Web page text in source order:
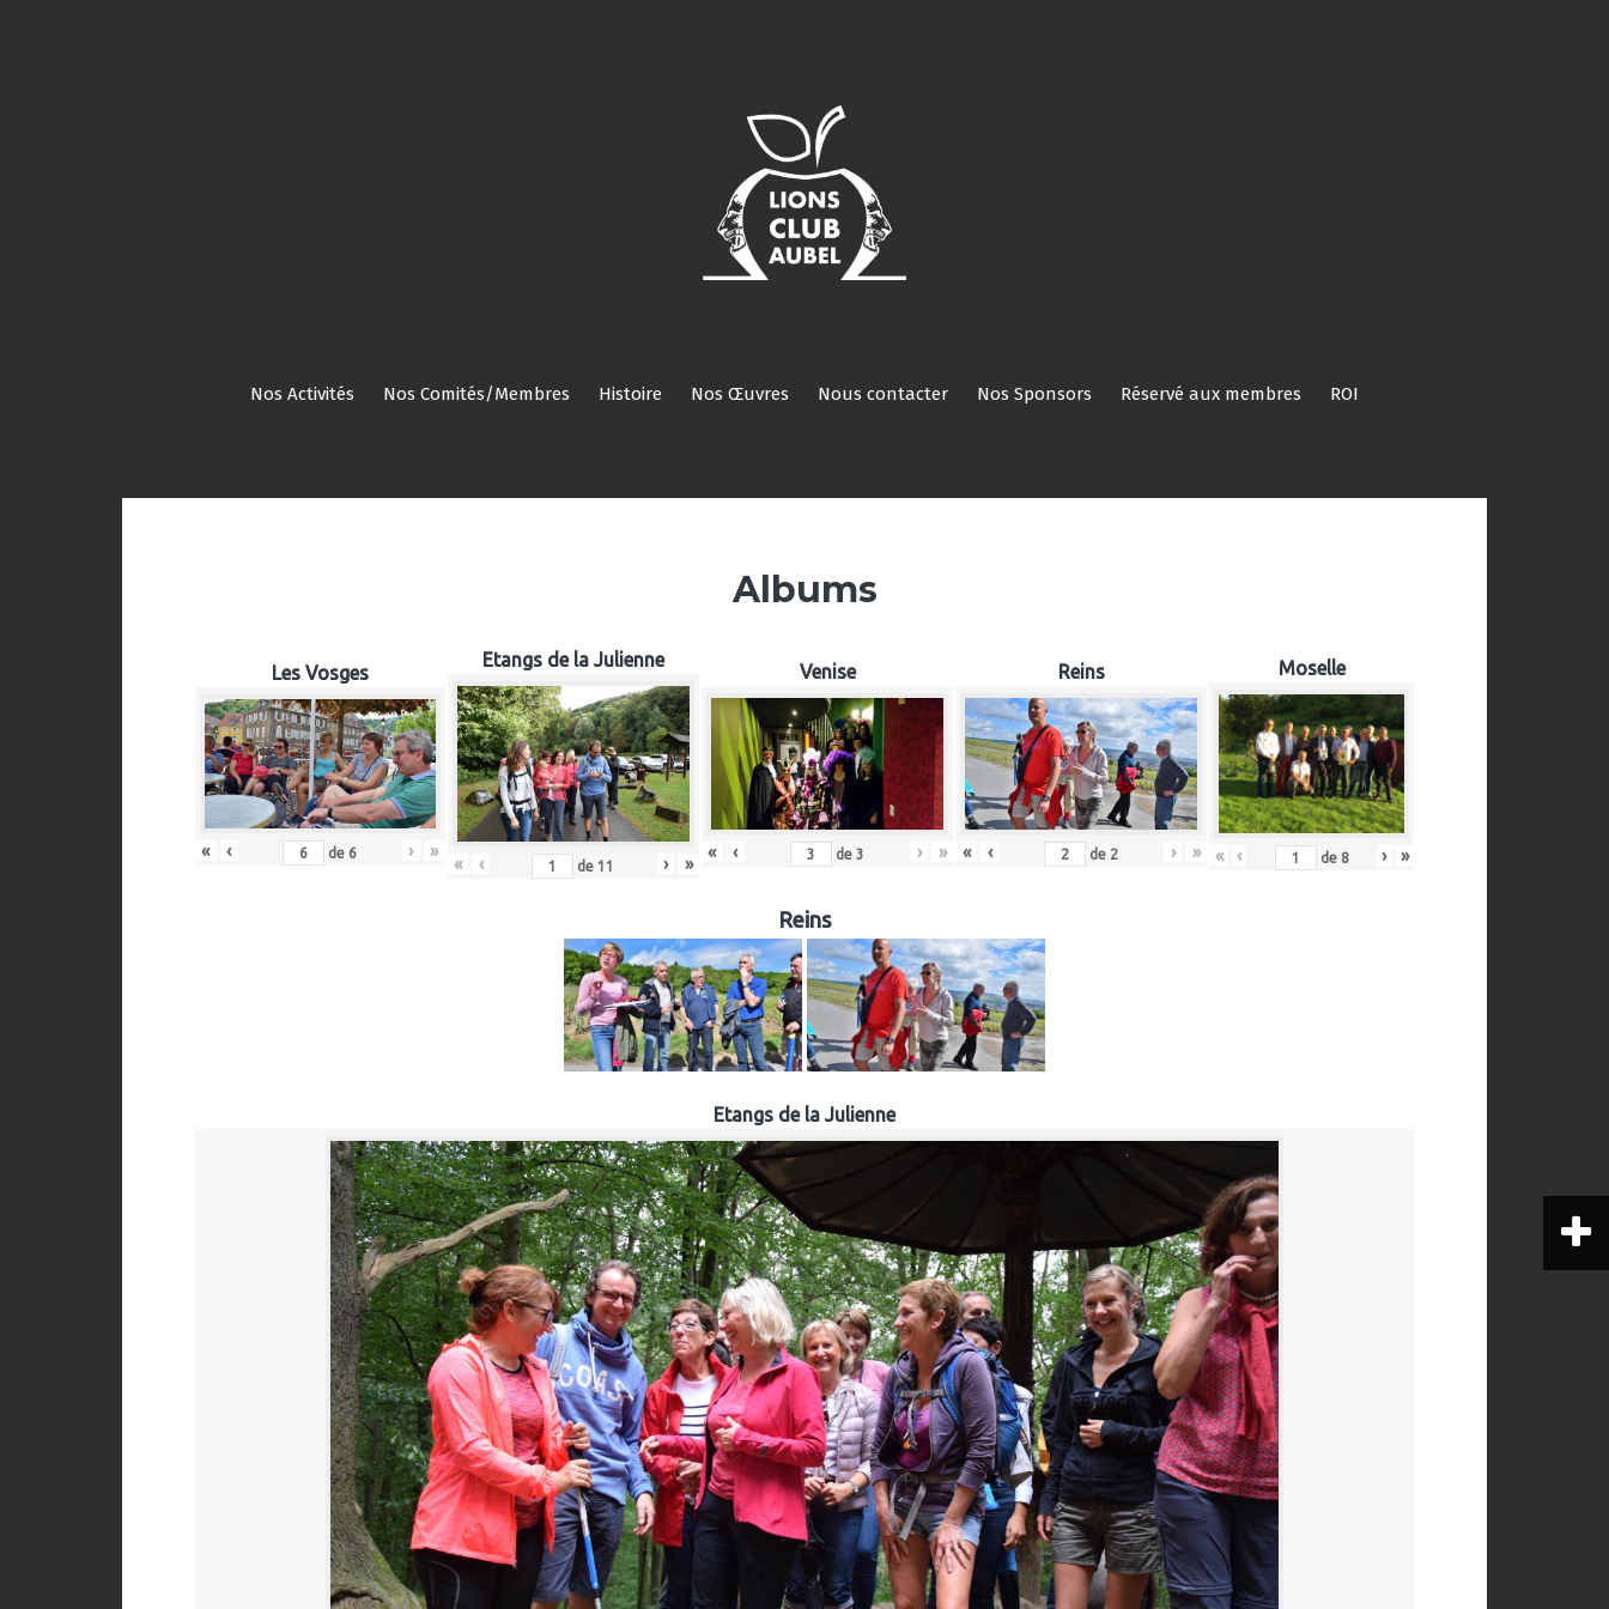
Nos Activités Nos Comités/Membres Histoire Nos Œuvres Nous contacter Nos Sponsors Réservé aux membres ROI
Albums
Les Vosges
« ‹ de 6 › »
Etangs de la Julienne
« ‹ de11 › »
Venise
« ‹ de3 › »
Reins
« ‹ de 2 › »
Moselle
« ‹ de 8 › »
Reins
Etangs de la Julienne